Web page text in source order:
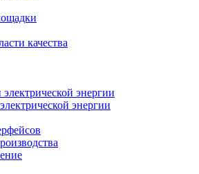
качества
энергии
энергии